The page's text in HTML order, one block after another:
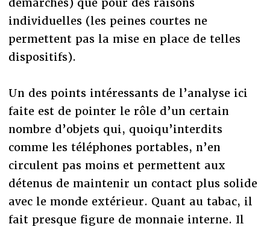
démarches) que pour des raisons
individuelles (les peines courtes ne
permettent pas la mise en place de telles
dispositifs).
Un des points intéressants de l’analyse ici
faite est de pointer le rôle d’un certain
nombre d’objets qui, quoiqu’interdits
comme les téléphones portables, n’en
circulent pas moins et permettent aux
détenus de maintenir un contact plus solide
avec le monde extérieur. Quant au tabac, il
fait presque figure de monnaie interne. Il